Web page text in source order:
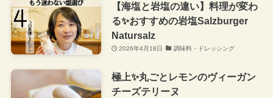
【海塩と岩塩の違い】料理が変わ
る✨おすすめの岩塩Salzburger
Natursalz
2026年4月18日 調味料・ドレッシング
極上✨丸ごとレモンのヴィーガン
チーズテリーヌ